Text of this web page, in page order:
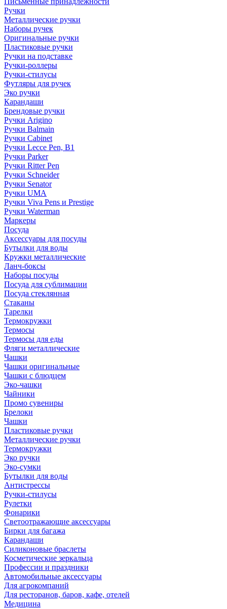
Ручки
Металлические ручки
Наборы ручек
Оригинальные ручки
Пластиковые ручки
Ручки на подставке
Ручки-роллеры
Ручки-стилусы
Футляры для ручек
Эко ручки
Карандаши
Брендовые ручки
Ручки Arigino
Ручки Balmain
Ручки Cabinet
Ручки Lecce Pen, B1
Ручки Parker
Ручки Ritter Pen
Ручки Schneider
Ручки Senator
Ручки UMA
Ручки Viva Pens и Prestige
Ручки Waterman
Маркеры
Посуда
Аксессуары для посуды
Бутылки для воды
Кружки металлические
Ланч-боксы
Наборы посуды
Посуда для сублимации
Посуда стеклянная
Стаканы
Тарелки
Термокружки
Термосы
Термосы для еды
Фляги металлические
Чашки
Чашки оригинальные
Чашки с блюдцем
Эко-чашки
Чайники
Промо сувениры
Брелоки
Чашки
Пластиковые ручки
Металлические ручки
Термокружки
Эко ручки
Эко-сумки
Бутылки для воды
Антистрессы
Ручки-стилусы
Рулетки
Фонарики
Светоотражающие аксессуары
Бирки для багажа
Карандаши
Силиконовые браслеты
Косметические зеркальца
Профессии и праздники
Автомобильные аксессуары
Для агрокомпаний
Для ресторанов, баров, кафе, отелей
Медицина